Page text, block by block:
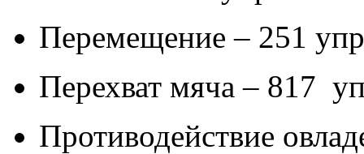
Перемещение – 251
Перехват мяча – 817
Противодействие